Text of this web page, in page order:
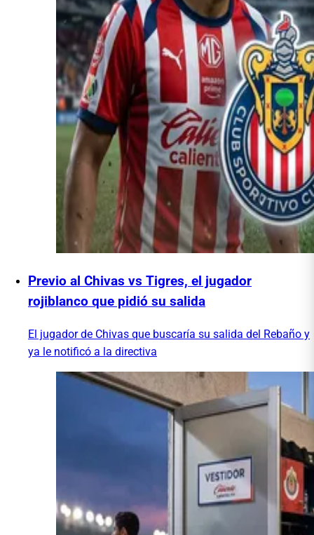
Previo al Chivas vs Tigres, el jugador
rojiblanco que pidió su salida
El jugador de Chivas que buscaría su salida del Rebaño y
ya le notificó a la directiva